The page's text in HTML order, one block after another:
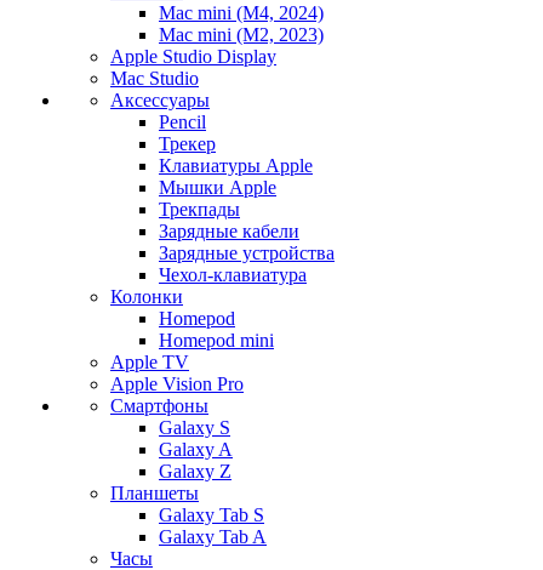
Mac mini (M4, 2024)
Mac mini (M2, 2023)
Apple Studio Display
Mac Studio
Аксессуары
Pencil
Трекер
Клавиатуры Apple
Мышки Apple
Трекпады
Зарядные кабели
Зарядные устройства
Чехол-клавиатура
Колонки
Homepod
Homepod mini
Apple TV
Apple Vision Pro
Смартфоны
Galaxy S
Galaxy A
Galaxy Z
Планшеты
Galaxy Tab S
Galaxy Tab A
Часы